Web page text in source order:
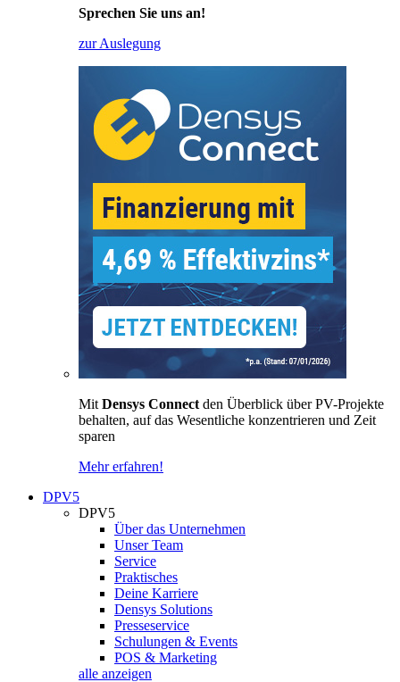
Sprechen Sie uns an!
zur Auslegung
Mit Densys Connect den Überblick über PV-Projekte
behalten, auf das Wesentliche konzentrieren und Zeit
sparen
Mehr erfahren!
DPV5
DPV5
Über das Unternehmen
Unser Team
Service
Praktisches
Deine Karriere
Densys Solutions
Presseservice
Schulungen & Events
POS & Marketing
alle anzeigen